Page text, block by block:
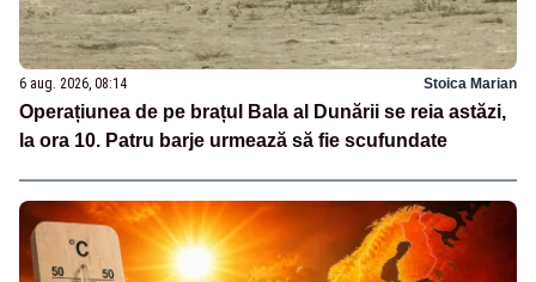
6 aug. 2026, 08:14 Stoica Marian
Operațiunea de pe brațul Bala al Dunării se reia astăzi,
la ora 10. Patru barje urmează să fie scufundate